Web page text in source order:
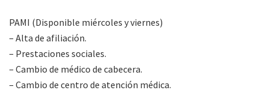
PAMI (Disponible miércoles y viernes)
– Alta de afiliación.
– Prestaciones sociales.
– Cambio de médico de cabecera.
– Cambio de centro de atención médica.